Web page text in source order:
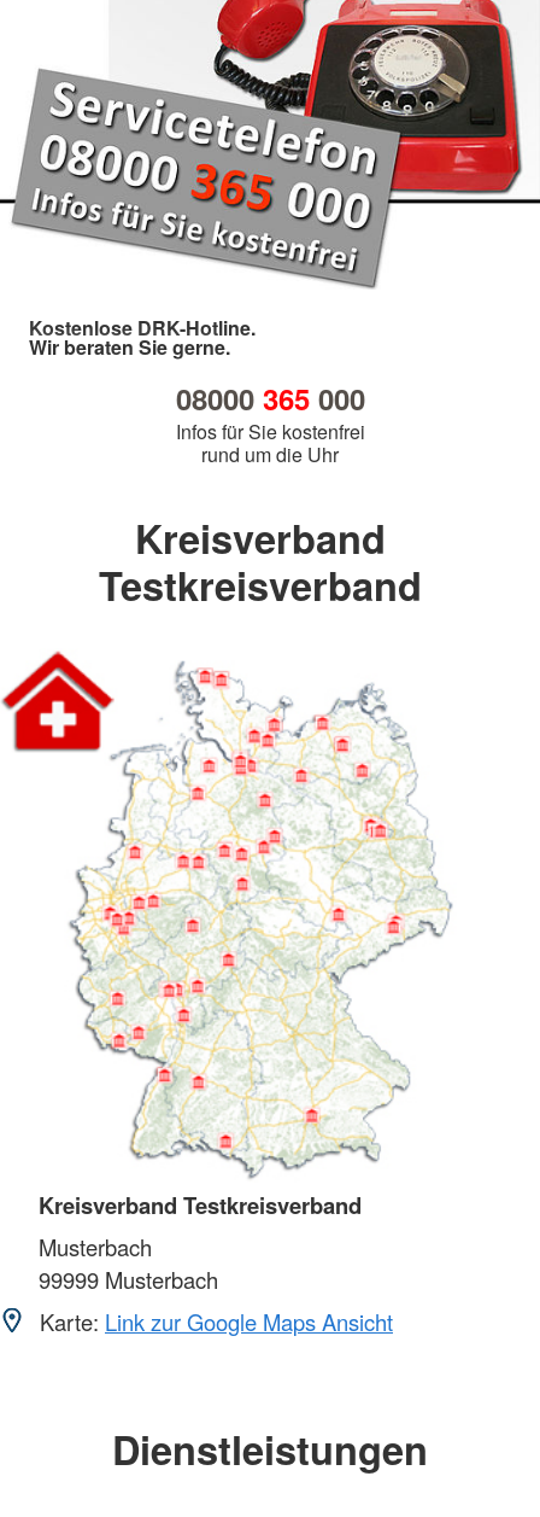
Kostenlose DRK-Hotline.
Wir beraten Sie gerne.
08000 365000
Infos für Sie kostenfrei
rund um die Uhr
Kreisverband
Testkreisverband
Kreisverband Testkreisverband
Musterbach
99999 Musterbach
Karte: Link zur Google Maps Ansicht
Dienstleistungen